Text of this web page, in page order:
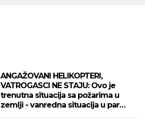
ANGAŽOVANI HELIKOPTERI,
VATROGASCI NE STAJU: Ovo je
trenutna situacija sa požarima u
zemlji - vanredna situacija u par